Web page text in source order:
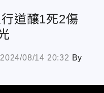
行道釀1死2傷
08/14 20:32 By